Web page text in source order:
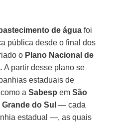
de água foi
pública desde o final dos
o Plano Nacional de
. A partir desse plano se
estaduais de
como aSabesp emSão
Grande do Sul — cada
estadual —, as quais